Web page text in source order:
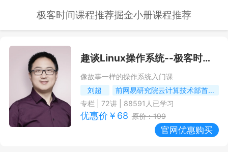
极客时间课程推荐掘金小册课程推荐
趣谈Linux操作系统--极客时间课程推荐/优惠
像故事一样的操作系统入门课
刘超
前网易研究院云计算技术部首席架构师
专栏
72讲 | 88591 人已学习
优惠价￥ 68 原价：199
官网优惠购买